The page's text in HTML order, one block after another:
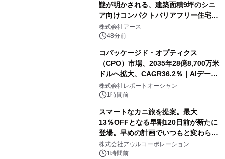
謎が明かされる、建築面積9坪のシニ
ア向けコンパクトバリアフリー住宅が
誕生
株式会社アース
48分前
コパッケージド・オプティクス
（CPO）市場、2035年28億8,700万米
ドルへ拡大、CAGR36.2％｜AIデータ
センター・高速光通信需要が成長を加
速
株式会社レポートオーシャン
1時間前
スマートなカニ旅を提案。最大
13％OFFとなる早割120日前が新たに
登場。早めの計画でいつもと変わらぬ
大人の冬旅を。ー夕日ヶ浦温泉「佳松
苑 別邸ふうか」ー
株式会社アウルコーポレーション
1時間前